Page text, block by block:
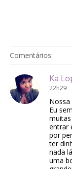
Comentários:
Ka
22h29
Eu
entrar
por
ter
nada
uma